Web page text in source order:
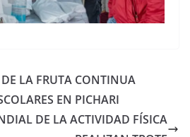
LA FRUTA CONTINUA
EN PICHARI
DE LA ACTIVIDAD FÍSICA